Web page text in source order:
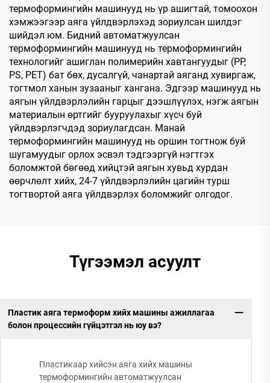
термоформингийн машинууд нь үр ашигтай, томоохон
хэмжээгээр аяга үйлдвэрлэхэд зориулсан шилдэг
шийдэл юм. Бидний автоматжуулсан
термоформингийн машинууд нь термоформингийн
технологийг ашиглан полимерийн хавтангуудыг (PP,
PS, PET) бат бөх, дусалгүй, чанартай аяганд хувиргаж,
тогтмол ханын зузааныг хангана. Эдгээр машинууд нь
аягын үйлдвэрлэлийн гарцыг дээшлүүлэх, нэгж аягын
материалын өртгийг бууруулахыг хүсч буй
үйлдвэрлэгчдэд зориулагдсан. Манай
термоформингийн машинууд нь оршин тогтнож буй
шугамуудыг орлох эсвэл тэдгээргүй нэгтгэх
боломжтой бөгөөд хийцтэй аягын хувьд хурдан
өөрчлөлт хийх, 24-7 үйлдвэрлэлийн цагийн турш
тогтвортой аяга үйлдвэрлэх боломжийг олгодог.
Түгээмэл асуулт
Пластик аяга термоформ хийх машины ажиллагаа
болон процессийн гүйцэтгэл нь юу вэ?
Пластикаар хийсэн аяга хийх машины
термоформингийн автоматжуулсан